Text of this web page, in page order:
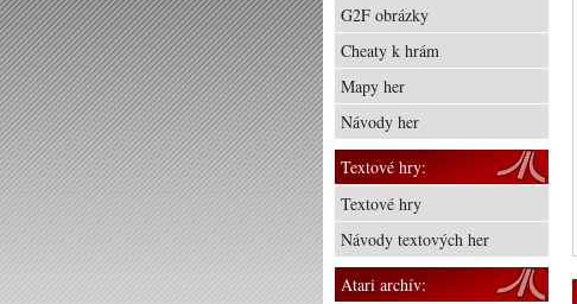
G2F obrázky
Cheaty k hrám
Mapy her
Návody her
Textové hry:
Textové hry
Návody textových her
Atari archív: